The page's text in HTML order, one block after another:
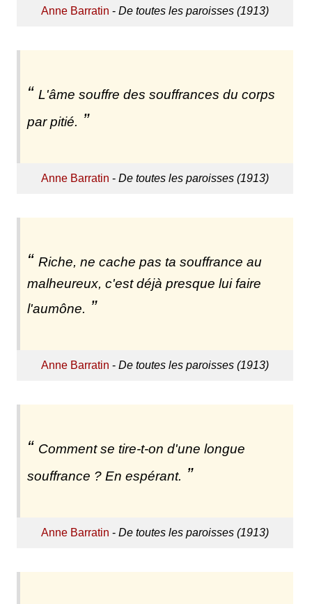
Anne Barratin - De toutes les paroisses (1913)
L'âme souffre des souffrances du corps
par pitié.
Anne Barratin - De toutes les paroisses (1913)
Riche, ne cache pas ta souffrance au
malheureux, c'est déjà presque lui faire
l'aumône.
Anne Barratin - De toutes les paroisses (1913)
Comment se tire-t-on d'une longue
souffrance ? En espérant.
Anne Barratin - De toutes les paroisses (1913)